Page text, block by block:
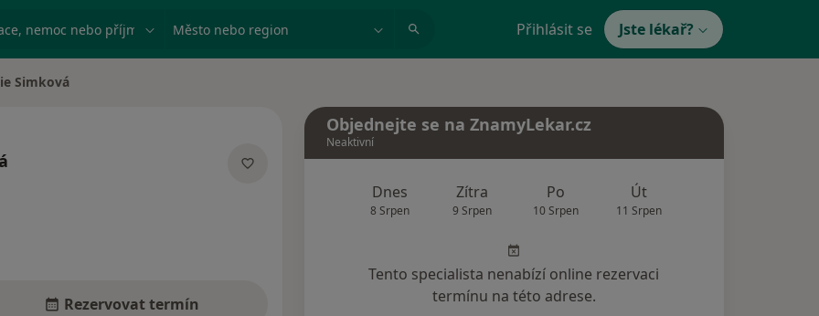
nemoc nebo příjmení Město nebo region Přihlásit se Jste lékař?
Simková
Rezervovat termín
Objednejte se na ZnamyLekar.cz
Neaktivní
Dnes
8 Srpen
Zítra
9 Srpen
Po
10 Srpen
Út
11 Srpen
Tento specialista nenabízí online rezervaci
termínu na této adrese.